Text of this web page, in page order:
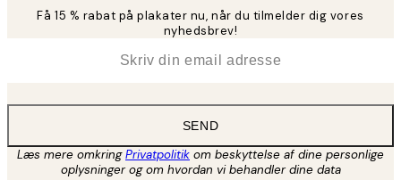
Få 15 % rabat på plakater nu, når du tilmelder dig vores
nyhedsbrev!
SEND
Læs mere omkringPrivatpolitik om beskyttelse af dine personlige
oplysninger og om hvordan vi behandler dine data